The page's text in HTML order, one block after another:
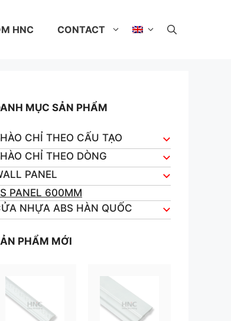
HNC CONTACT
MỤC SẢN PHẨM
CHỈ THEO CẤU TẠO
CHỈ THEO DÒNG
PANEL
PANEL 600MM
NHỰA ABS HÀN QUỐC
PHẨM MỚI